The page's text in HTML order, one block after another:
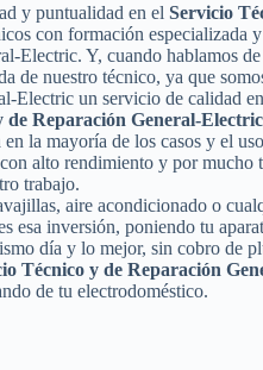
y puntualidad en el Servicio
con formación especializada
Electric. Y, cuando hablamos
de nuestro técnico, ya que
Electric un servicio de calidad
de Reparación General-Electric
la mayoría de los casos y el
alto rendimiento y por
trabajo.
aire acondicionado o
esa inversión, poniendo tu
día y lo mejor, sin cobro de
Técnico y de Reparación
de tu electrodoméstico.